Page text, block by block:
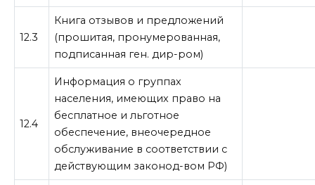
12.3
Книга отзывов и предложений
(прошитая, пронумерованная,
подписанная ген. дир-ром)
12.4
Информация о группах
населения, имеющих право на
бесплатное и льготное
обеспечение, внеочередное
обслуживание в соответствии с
действующим законод-вом РФ)